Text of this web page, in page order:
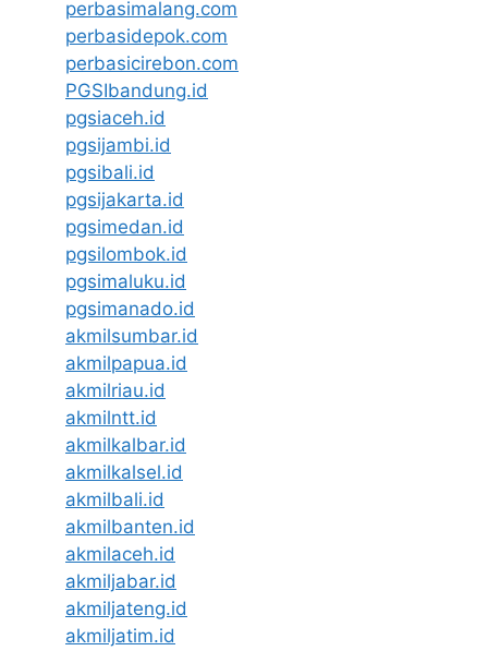
perbasimalang.com
perbasidepok.com
perbasicirebon.com
PGSIbandung.id
pgsiaceh.id
pgsijambi.id
pgsibali.id
pgsijakarta.id
pgsimedan.id
pgsilombok.id
pgsimaluku.id
pgsimanado.id
akmilsumbar.id
akmilpapua.id
akmilriau.id
akmilntt.id
akmilkalbar.id
akmilkalsel.id
akmilbali.id
akmilbanten.id
akmilaceh.id
akmiljabar.id
akmiljateng.id
akmiljatim.id